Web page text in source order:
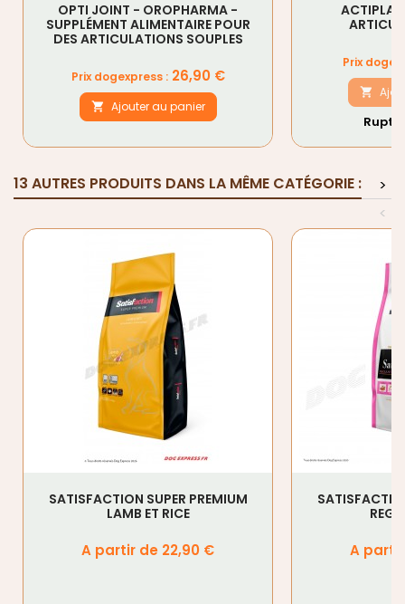
OPTI JOINT - OROPHARMA -
SUPPLÉMENT ALIMENTAIRE POUR
DES ARTICULATIONS SOUPLES
Prix
Prix dogexpress :26,90 €
 Ajouter au panier
Prix
Prix

13 AUTRES PRODUITS DANS LA MÊME CATÉGORIE :
>
<
SATISFACTION SUPER PREMIUM
LAMB ET RICE
Prix
A partir de 22,90 € Prix
A